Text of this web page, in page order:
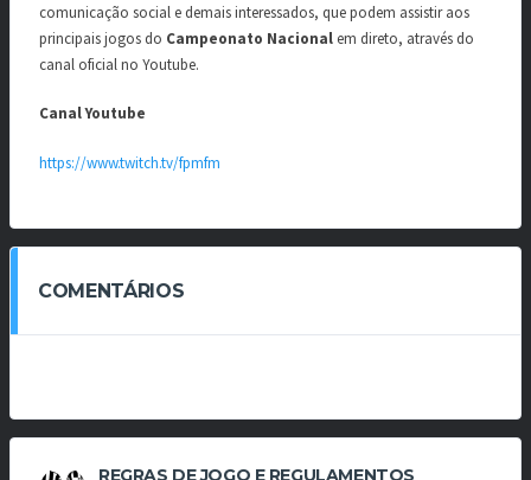
comunicação social e demais interessados, que podem assistir aos
principais jogos do Campeonato Nacional em direto, através do
canal oficial no Youtube.
Canal Youtube
https://www.twitch.tv/fpmfm
COMENTÁRIOS
REGRAS DE JOGO E REGULAMENTOS